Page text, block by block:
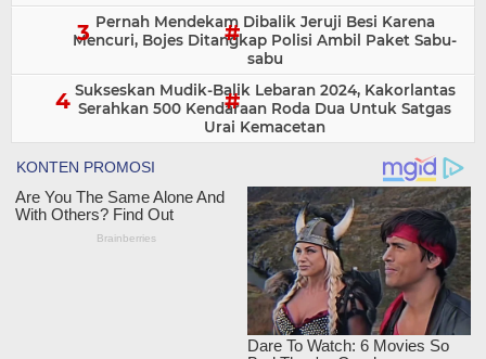
Pernah Mendekam Dibalik Jeruji Besi Karena
Mencuri, Bojes Ditangkap Polisi Ambil Paket Sabu-
sabu
Sukseskan Mudik-Balik Lebaran 2024, Kakorlantas
Serahkan 500 Kendaraan Roda Dua Untuk Satgas
Urai Kemacetan